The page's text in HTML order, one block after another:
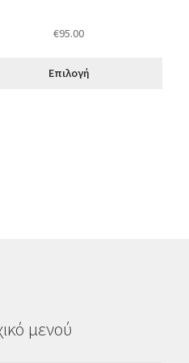
€95.00
Επιλογή
μενού